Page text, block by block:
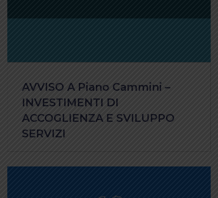
AVVISO A Piano Cammini –
INVESTIMENTI DI
ACCOGLIENZA E SVILUPPO
SERVIZI